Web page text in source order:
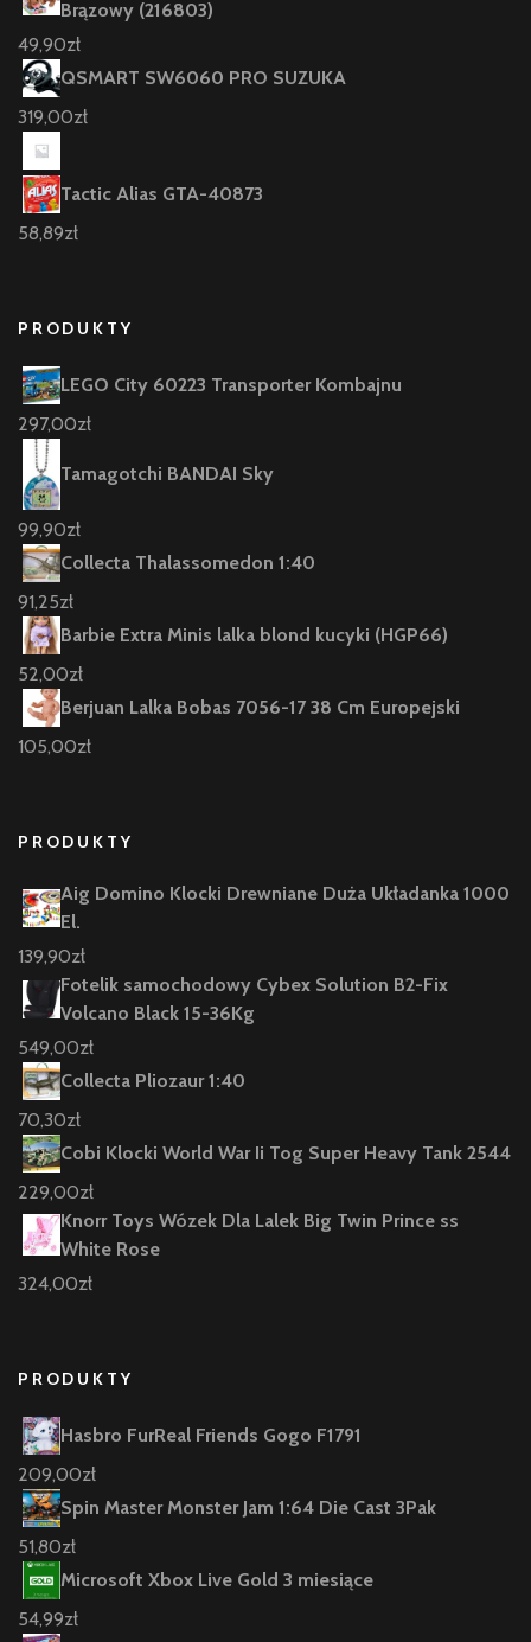
Brązowy (216803)
49,90zł
QSMART SW6060 PRO SUZUKA
319,00zł
Tactic Alias GTA-40873
58,89zł
PRODUKTY
LEGO City 60223 Transporter Kombajnu
297,00zł
Tamagotchi BANDAI Sky
99,90zł
Collecta Thalassomedon 1:40
91,25zł
Barbie Extra Minis lalka blond kucyki (HGP66)
52,00zł
Berjuan Lalka Bobas 7056-17 38 Cm Europejski
105,00zł
PRODUKTY
Aig Domino Klocki Drewniane Duża Układanka 1000
El.
139,90zł
Fotelik samochodowy Cybex Solution B2-Fix
Volcano Black 15-36Kg
549,00zł
Collecta Pliozaur 1:40
70,30zł
Cobi Klocki World War Ii Tog Super Heavy Tank 2544
229,00zł
Knorr Toys Wózek Dla Lalek Big Twin Prince ss
White Rose
324,00zł
PRODUKTY
Hasbro FurReal Friends Gogo F1791
209,00zł
Spin Master Monster Jam 1:64 Die Cast 3Pak
51,80zł
Microsoft Xbox Live Gold 3 miesiące
54,99zł